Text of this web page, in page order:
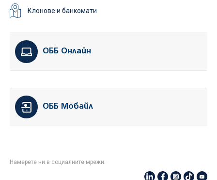
Клонове и банкомати
ОББ Онлайн
ОББ Мобайл
Намерете ни в социалните мрежи: